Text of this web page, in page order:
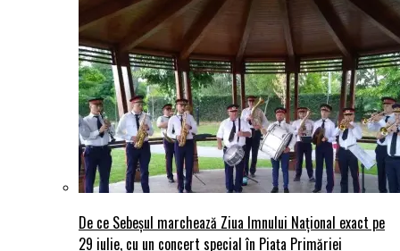
De ce Sebeșul marchează Ziua Imnului Național exact pe
29 iulie, cu un concert special în Piața Primăriei